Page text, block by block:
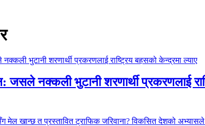
जसले नक्कली भुटानी शरणार्थी प्रकरणलाई